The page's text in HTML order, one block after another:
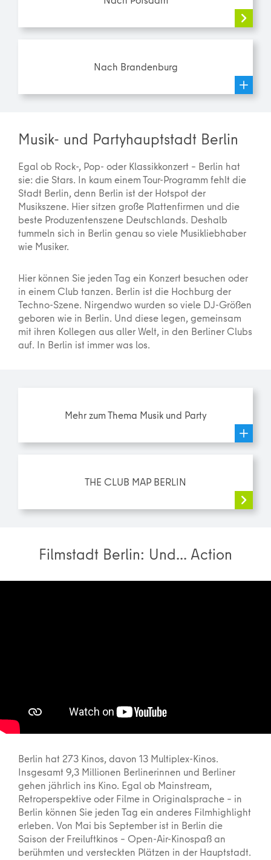
Nach Brandenburg
Musik- und Partyhauptstadt Berlin
Egal ob Rock-, Pop- oder Klassikkonzert – Berlin hat
sie: die Stars. In kaum einem Tour-Programm fehlt die
Stadt Berlin, denn Berlin ist der Hotspot der
Musikszene. Hier sitzen große Plattenfirmen und die
beste Produzentenszene Deutschlands. Deshalb
tummeln sich in Berlin genau so viele Musikliebhaber
wie Musiker.
Hier können Sie jeden Tag ein Konzert besuchen oder
in einem Club tanzen. Berlin ist die Hochburg der
Techno-Szene. Nirgendwo wurden so viele DJ-Größen
geboren wie in Berlin. Und diese legen, gemeinsam
mit ihren Kollegen aus aller Welt, in den Berliner Clubs
auf. In Berlin ist immer was los.
Mehr zum Thema Musik und Party
THE CLUB MAP BERLIN
Filmstadt Berlin: Und... Action
Berlin hat 273 Kinos, davon 13 Multiplex-Kinos.
Insgesamt 9,3 Millionen Berlinerinnen und Berliner
gehen jährlich ins Kino. Egal ob Mainstream,
Retroperspektive oder Filme in Original­sprache – in
Berlin können Sie jeden Tag ein anderes Film­highlight
erleben. Von Mai bis September ist in Berlin die
Saison der Freiluftkinos – Open-Air-Kinospaß an
berühmten und versteckten Plätzen in der Hauptstadt.